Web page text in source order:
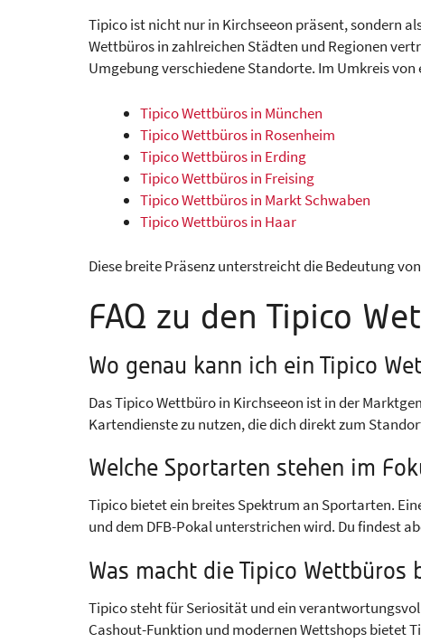
Tipico ist nicht nur in Kirchseeon präsent, sondern
Wettbüros in zahlreichen Städten und Regionen
Umgebung verschiedene Standorte. Im Umkreis
Tipico Wettbüros in München
Tipico Wettbüros in Rosenheim
Tipico Wettbüros in Erding
Tipico Wettbüros in Freising
Tipico Wettbüros in Markt Schwaben
Tipico Wettbüros in Haar
Diese breite Präsenz unterstreicht die Bedeutung
FAQ zu den Tipico
Wo genau kann ich ein Tipico
Das Tipico Wettbüro in Kirchseeon ist in der
Kartendienste zu nutzen, die dich direkt zum
Welche Sportarten stehen im
Tipico bietet ein breites Spektrum an Sportarten.
und dem DFB-Pokal unterstrichen wird. Du findest
Was macht die Tipico Wettbüros
Tipico steht für Seriosität und ein
Cashout-Funktion und modernen Wettshops bietet